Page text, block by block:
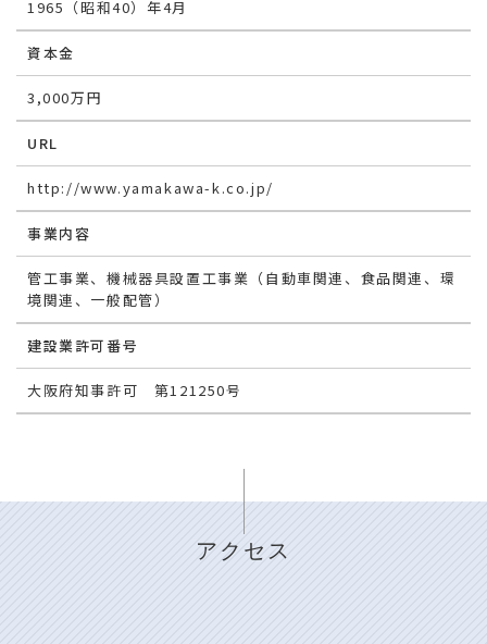
1965（昭和40）年4月
資本金
3,000万円
URL
http://www.yamakawa-k.co.jp/
事業内容
管工事業、機械器具設置工事業（自動車関連、食品関連、環
境関連、一般配管）
建設業許可番号
大阪府知事許可 第121250号
アクセス